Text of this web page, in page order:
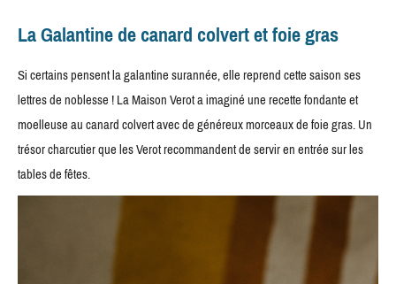
La Galantine de canard colvert et foie gras
Si certains pensent la galantine surannée, elle reprend cette saison ses
lettres de noblesse ! La Maison Verot a imaginé une recette fondante et
moelleuse au canard colvert avec de généreux morceaux de foie gras. Un
trésor charcutier que les Verot recommandent de servir en entrée sur les
tables de fêtes.